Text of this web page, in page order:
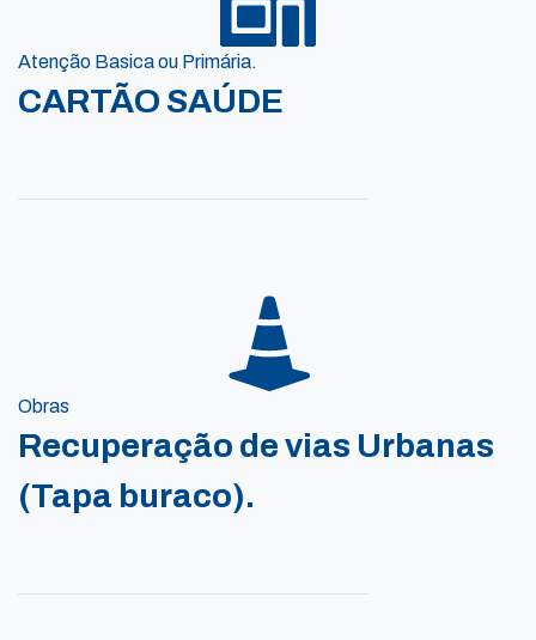
Atenção Basica ou Primária.
CARTÃO SAÚDE
Obras
Recuperação de vias Urbanas
(Tapa buraco).